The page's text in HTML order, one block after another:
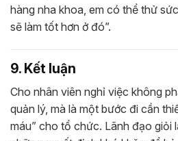
hàng nha khoa, em có thể thử
sẽ làm tốt hơn ở đó”.
9. Kết luận
Cho nhân viên nghỉ việc không
quản lý, mà là một bước đi cần
máu” cho tổ chức. Lãnh đạo giỏi